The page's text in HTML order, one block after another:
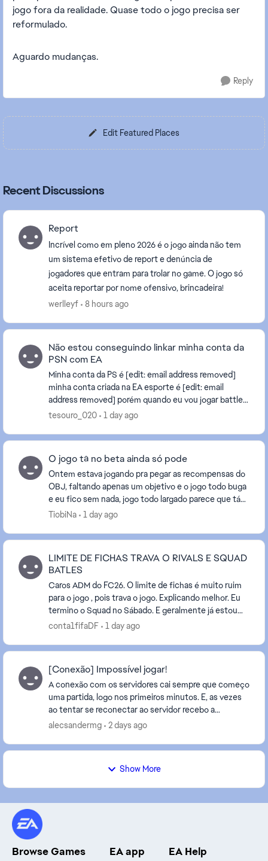
jogo fora da realidade. Quase todo o jogo precisa ser
reformulado.
Aguardo mudanças.
Reply
Edit Featured Places
Recent Discussions
Report
Incrível como em pleno 2026 é o jogo ainda não tem
um sistema efetivo de report e denúncia de
jogadores que entram para trolar no game. O jogo só
aceita reportar por nome ofensivo, brincadeira!
werlleyf
8 hours ago
Não estou conseguindo linkar minha conta da
PSN com EA
Minha conta da PS é [edit: email address removed]
minha conta criada na EA esporte é [edit: email
address removed] porém quando eu vou jogar battle
ou Fifa aparece pedindo uma confirmação em uma
tesouro_020 1 day ago
O jogo tá no beta ainda só pode
Ontem estava jogando pra pegar as recompensas do
OBJ, faltando apenas um objetivo e o jogo todo buga
e eu fico sem nada, jogo todo largado parece que tá
no beta mano, não é a primeira, nem a segunda,...
TiobiNa 1 day ago
LIMITE DE FICHAS TRAVA O RIVALS E SQUAD
BATLES
Caros ADM do FC26. O limite de fichas é muito ruim
para o jogo , pois trava o jogo. Explicando melhor. Eu
termino o Squad no Sábado. E geralmente já estou
com o limite próximo de 1000 fichas . Porq...
conta1fifaDF 1 day ago
[Conexão] Impossível jogar!
A conexão com os servidores cai sempre que começo
uma partida, logo nos primeiros minutos. E, as vezes
ao tentar se reconectar ao servidor recebo a
mensagem que o servidor da EA está indisponível.
alecsandermg 2 days ago
Show More
Browse Games EA app EA Help